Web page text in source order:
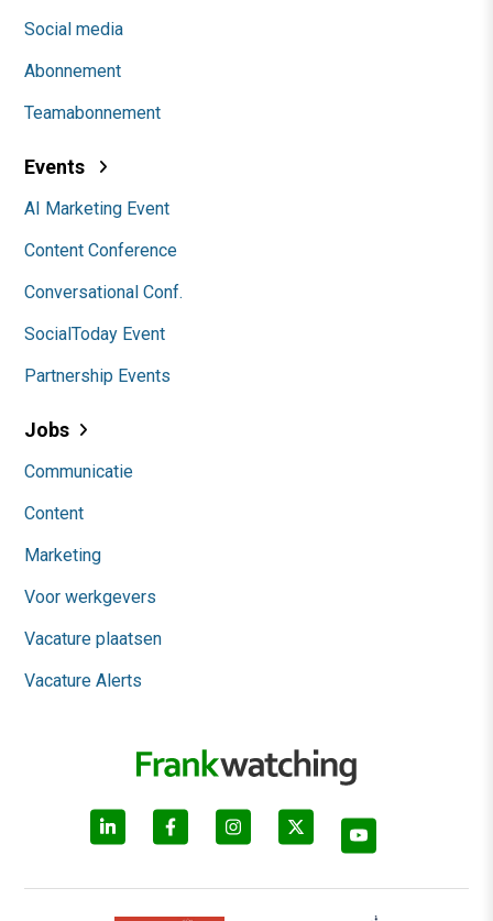
Social media
Abonnement
Teamabonnement
Events
AI Marketing Event
Content Conference
Conversational Conf.
SocialToday Event
Partnership Events
Jobs
Communicatie
Content
Marketing
Voor werkgevers
Vacature plaatsen
Vacature Alerts